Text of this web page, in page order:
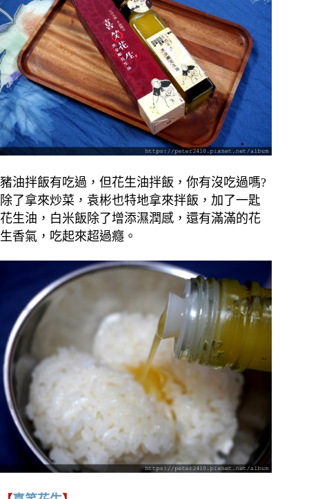
豬油拌飯有吃過，但花生油拌飯，你有沒吃過嗎?
除了拿來炒菜，袁彬也特地拿來拌飯，加了一匙
花生油，白米飯除了增添濕潤感，還有滿滿的花
生香氣，吃起來超過癮。